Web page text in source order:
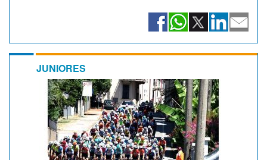
JUNIORES